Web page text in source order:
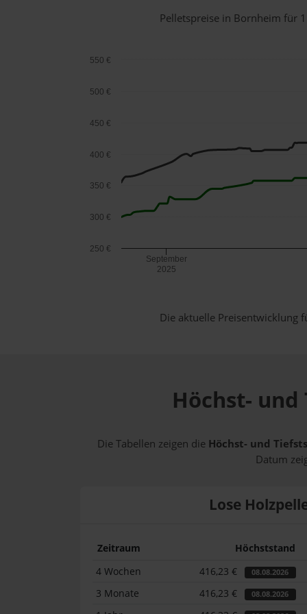
Pelletspreise in Bornheim für
September
2025
250 €
300 €
350 €
400 €
450 €
500 €
550 €
Die aktuelle Preisentwicklung
Höchst-
Die Tabellen zeigen die Höchst- und
Datum
Lose
Zeitraum Höchststand
4 Wochen
416,23 € 08.08.2026
3 Monate 416,23 € 08.08.2026